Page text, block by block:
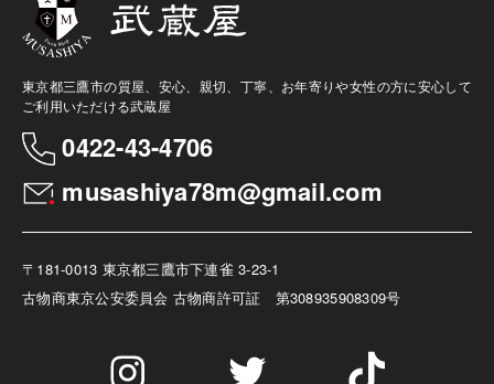
東京都三鷹市の質屋、安心、親切、丁寧、お年寄りや女性の方に安心して
ご利用いただける武蔵屋
0422-43-4706
musashiya78m@gmail.com
〒181-0013 東京都三鷹市下連雀 3-23-1
古物商東京公安委員会 古物商許可証 第308935908309号